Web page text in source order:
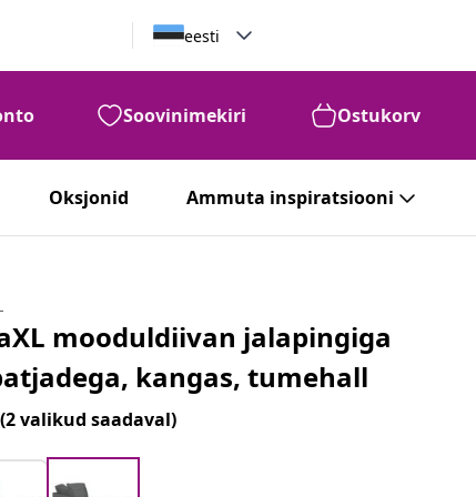
eesti
Soovinimekiri Ostukorv
Oksjonid Ammuta inspiratsiooni
mooduldiivan jalapingiga
kangas, tumehall
(2 valikud saadaval)